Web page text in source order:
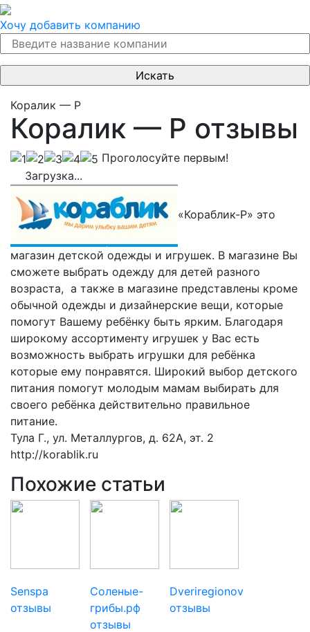
Хочу добавить компанию
Коралик — Р
Коралик — Р отзывы
Проголосуйте первым!
Загрузка...
«Кораблик-Р» это
магазин детской одежды и игрушек. В магазине Вы
сможете выбрать одежду для детей разного
возраста, а также в магазине представлены кроме
обычной одежды и дизайнерские вещи, которые
помогут Вашему ребёнку быть ярким. Благодаря
широкому ассортименту игрушек у Вас есть
возможность выбрать игрушки для ребёнка
которые ему понравятся. Широкий выбор детского
питания помогут молодым мамам выбирать для
своего ребёнка действительно правильное
питание.
Тула Г., ул. Металлургов, д. 62А, эт. 2
http://korablik.ru
Похожие статьи
Senspa
отзывы
Соленые-
грибы.рф
отзывы
Dveriregionov
отзывы